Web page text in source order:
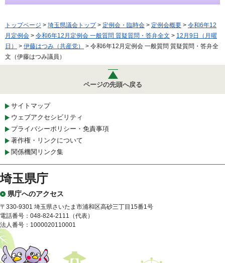
トップページ > 埼玉県議会トップ> 定例会・臨時会 > 定例会概要 > 令和6年12
月定例会 > 令和6年12月定例会 一般質問 質疑質問・答弁全文 > 12月9日（月曜
日）
> 伊藤はつみ（共産党）
> 令和6年12月定例会 一般質問 質疑質問・答弁全
文（伊藤はつみ議員）
ページの先頭へ戻る
サイトマップ
ウェブアクセシビリティ
プライバシーポリシー・免責事項
著作権・リンクについて
関係機関リンク集
埼玉県庁
県庁へのアクセス
〒330-9301 埼玉県さいたま市浦和区高砂三丁目15番1号
電話番号：048-824-2111（代表）
法人番号：1000020110001